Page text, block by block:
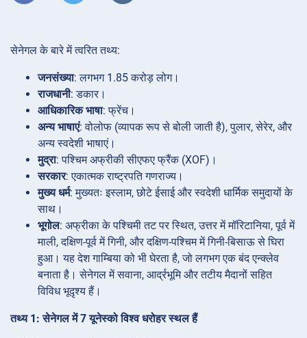
सेनेगल के बारे में त्वरित तथ्य:
जनसंख्या: लगभग 1.85 करोड़ लोग।
राजधानी: डकार।
आधिकारिक भाषा: फ्रेंच।
अन्य भाषाएं: वोलोफ (व्यापक रूप से बोली जाती है), पुलार, सेरेर, और
अन्य स्वदेशी भाषाएं।
मुद्रा: पश्चिम अफ्रीकी सीएफए फ्रैंक (XOF)।
सरकार: एकात्मक राष्ट्रपति गणराज्य।
मुख्य धर्म: मुख्यतः इस्लाम, छोटे ईसाई और स्वदेशी धार्मिक समुदायों के
साथ।
भूगोल: अफ्रीका के पश्चिमी तट पर स्थित, उत्तर में मॉरिटानिया, पूर्व में
माली, दक्षिण-पूर्व में गिनी, और दक्षिण-पश्चिम में गिनी-बिसाऊ से घिरा
हुआ। यह देश गाम्बिया को भी घेरता है, जो लगभग एक बंद एन्क्लेव
बनाता है। सेनेगल में सवाना, आर्द्रभूमि और तटीय मैदानों सहित
विविध भूदृश्य हैं।
तथ्य 1: सेनेगल में 7 यूनेस्को विश्व धरोहर स्थल हैं